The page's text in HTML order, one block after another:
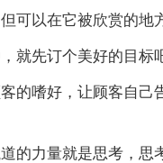
可以在它被欣赏的地
就先订个美好的目标
的嗜好，让顾客自己
的力量就是思考，思